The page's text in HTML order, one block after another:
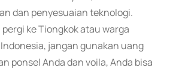
dan penyesuaian teknologi.
ke Tiongkok atau warga
jangan gunakan uang
ponsel Anda dan voila, Anda bisa